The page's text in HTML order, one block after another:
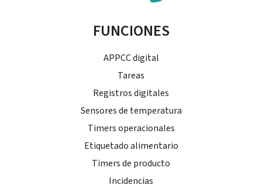
FUNCIONES
APPCC digital
Tareas
Registros digitales
Sensores de temperatura
Timers operacionales
Etiquetado alimentario
Timers de producto
Incidencias